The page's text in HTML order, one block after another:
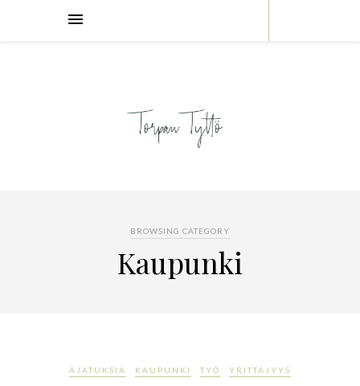
BROWSING CATEGORY
Kaupunki
AJATUKSIA KAUPUNKI TYÖ YRITTÄJYYS